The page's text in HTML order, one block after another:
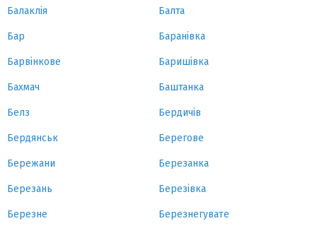
Балаклія Балта
Бар Баранівка
Барвінкове Баришівка
Бахмач Баштанка
Белз Бердичів
Бердянськ Берегове
Бережани Березанка
Березань Березівка
Березне Березнегувате